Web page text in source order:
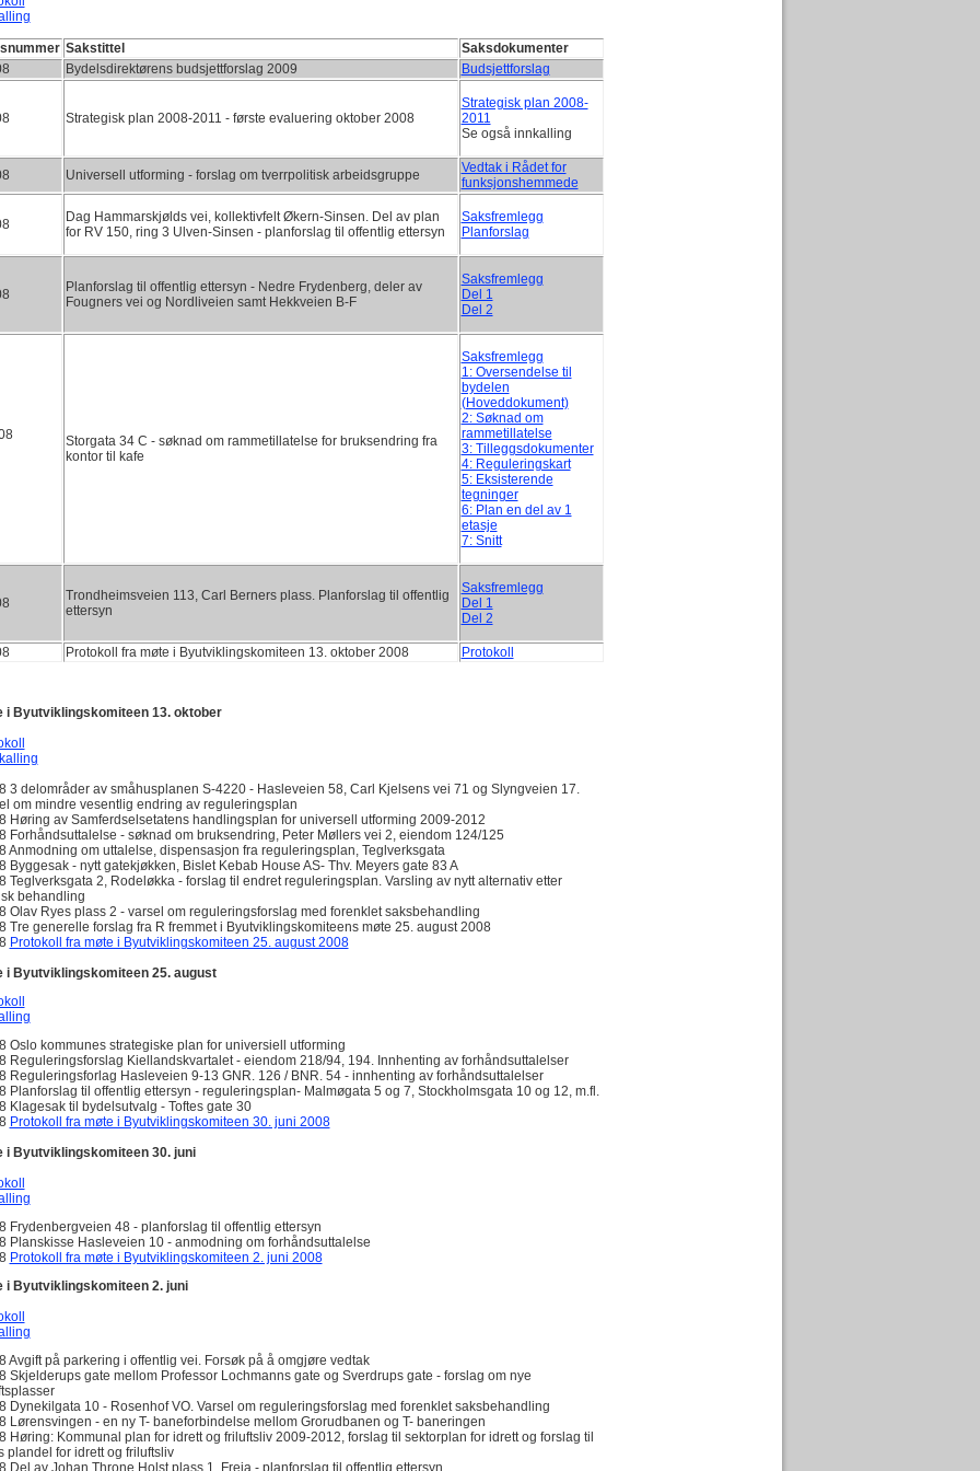
Sakstittel
Saksdokumenter
Bydelsdirektørens budsjettforslag 2009 Budsjettforslag
Strategisk plan 2008-2011 - første evaluering oktober 2008
Strategisk plan 2008-
2011
Se også innkalling
Universell utforming - forslag om tverrpolitisk arbeidsgruppe
Vedtak i Rådet for
funksjonshemmede
Dag Hammarskjølds vei, kollektivfelt Økern-Sinsen. Del av plan
for RV 150, ring 3 Ulven-Sinsen - planforslag til offentlig ettersyn
Saksfremlegg
Planforslag
Planforslag til offentlig ettersyn - Nedre Frydenberg, deler av
Fougners vei og Nordliveien samt Hekkveien B-F
Saksfremlegg
Del 1
Del 2
Storgata 34 C - søknad om rammetillatelse for bruksendring fra
kontor til kafe
Saksfremlegg
1: Oversendelse til
bydelen
(Hoveddokument)
2: Søknad om
rammetillatelse
3: Tilleggsdokumenter
4: Reguleringskart
5: Eksisterende
tegninger
6: Plan en del av 1
etasje
7: Snitt
Trondheimsveien 113, Carl Berners plass. Planforslag til offentlig
ettersyn
Saksfremlegg
Del 1
Del 2
Protokoll fra møte i Byutviklingskomiteen 13. oktober 2008 Protokoll
i Byutviklingskomiteen 13. oktober
3 delområder av småhusplanen S-4220 - Hasleveien 58, Carl Kjelsens vei 71 og Slyngveien 17.
om mindre vesentlig endring av reguleringsplan
Høring av Samferdselsetatens handlingsplan for universell utforming 2009-2012
Forhåndsuttalelse - søknad om bruksendring, Peter Møllers vei 2, eiendom 124/125
Anmodning om uttalelse, dispensasjon fra reguleringsplan, Teglverksgata
Byggesak - nytt gatekjøkken, Bislet Kebab House AS- Thv. Meyers gate 83 A
Teglverksgata 2, Rodeløkka - forslag til endret reguleringsplan. Varsling av nytt alternativ etter
behandling
Olav Ryes plass 2 - varsel om reguleringsforslag med forenklet saksbehandling
Tre generelle forslag fra R fremmet i Byutviklingskomiteens møte 25. august 2008
Protokoll fra møte i Byutviklingskomiteen 25. august 2008
i Byutviklingskomiteen 25. august
Oslo kommunes strategiske plan for universiell utforming
Reguleringsforslag Kiellandskvartalet - eiendom 218/94, 194. Innhenting av forhåndsuttalelser
Reguleringsforlag Hasleveien 9-13 GNR. 126 / BNR. 54 - innhenting av forhåndsuttalelser
Planforslag til offentlig ettersyn - reguleringsplan- Malmøgata 5 og 7, Stockholmsgata 10 og 12, m.fl.
Klagesak til bydelsutvalg - Toftes gate 30
Protokoll fra møte i Byutviklingskomiteen 30. juni 2008
i Byutviklingskomiteen 30. juni
Frydenbergveien 48 - planforslag til offentlig ettersyn
Planskisse Hasleveien 10 - anmodning om forhåndsuttalelse
Protokoll fra møte i Byutviklingskomiteen 2. juni 2008
i Byutviklingskomiteen 2. juni
Avgift på parkering i offentlig vei. Forsøk på å omgjøre vedtak
Skjelderups gate mellom Professor Lochmanns gate og Sverdrups gate - forslag om nye
Dynekilgata 10 - Rosenhof VO. Varsel om reguleringsforslag med forenklet saksbehandling
Lørensvingen - en ny T- baneforbindelse mellom Grorudbanen og T- baneringen
Høring: Kommunal plan for idrett og friluftsliv 2009-2012, forslag til sektorplan for idrett og forslag til
plandel for idrett og friluftsliv
Del av Johan Throne Holst plass 1, Freia - planforslag til offentlig ettersyn